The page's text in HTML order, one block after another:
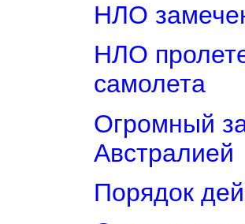
НЛО
НЛО
самолета
Огромный
Австралией
Порядок